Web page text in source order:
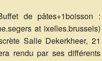
de pâtes+1boisson :
at ixelles.brussels)
Salle Dekerkheer, 21
rendu par ses différents